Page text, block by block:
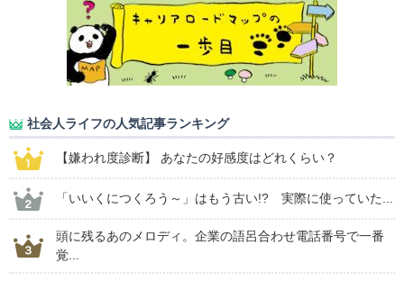
社会人ライフの人気記事ランキング
【嫌われ度診断】 あなたの好感度はどれくらい？
「いいくにつくろう～」はもう古い!? 実際に使っていた...
頭に残るあのメロディ。企業の語呂合わせ電話番号で一番
覚...